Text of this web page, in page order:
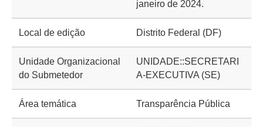
janeiro de 2024.
Local de edição Distrito Federal (DF)
Unidade Organizacional
do Submetedor
UNIDADE::SECRETARI
A-EXECUTIVA (SE)
Área temática Transparência Pública